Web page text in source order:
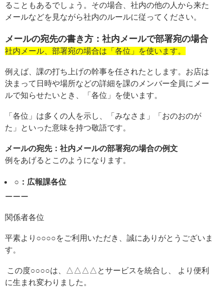
ることもあるでしょう。その場合、社内の他の人から来た
メールなどを見ながら社内のルールに従ってください。
メールの宛先の書き方：社内メールで部署宛の場合
社内メール、部署宛の場合は「各位」を使います。
例えば、課の打ち上げの幹事を任されたとします。お店は
決まって日時や場所などの詳細を課のメンバー全員にメー
ルで知らせたいとき、「各位」を使います。
「各位」は多くの人を示し、「みなさま」「おのおのが
た」といった意味を持つ敬語です。
メールの宛先：社内メールの部署宛の場合の例文
例をあげるとこのようになります。
○：広報課各位
ーーー
関係者各位
平素より○○○○をご利用いただき、誠にありがとうございま
す。
この度○○○○は、△△△△とサービスを統合し、 より便利
に生まれ変わりました。